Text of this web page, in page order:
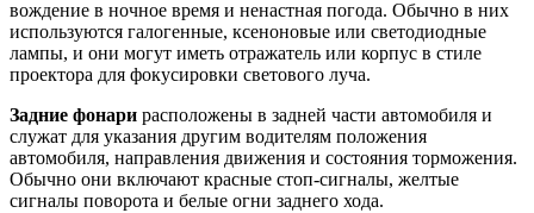
вождение в ночное время и ненастная погода. Обычно в них
используются галогенные, ксеноновые или светодиодные
лампы, и они могут иметь отражатель или корпус в стиле
проектора для фокусировки светового луча.
Задние фонари расположены в задней части автомобиля и
служат для указания другим водителям положения
автомобиля, направления движения и состояния торможения.
Обычно они включают красные стоп-сигналы, желтые
сигналы поворота и белые огни заднего хода.